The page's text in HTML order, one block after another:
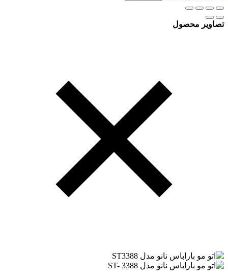
تصاویر محصول